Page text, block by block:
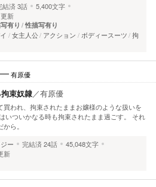
結済3話
5,400文字
新
有り 性描写有り
女主人公 アクション ボディースーツ 拘
有原優
束奴隷／有原優
買われ、拘束されたままお嬢様のような扱いを
いついかなる時も拘束されたまま過ごす。 それ
ら。
ー 完結済24話
45,048文字
新